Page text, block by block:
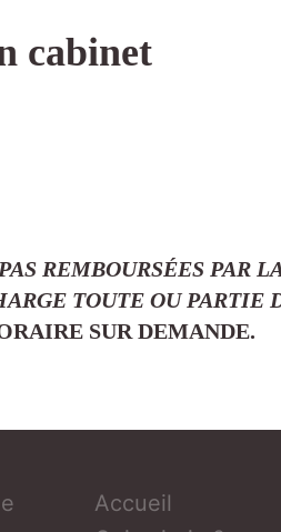
cabinet
REMBOURSÉES PAR
TOUTE OU PARTIE
SUR DEMANDE.
Accueil